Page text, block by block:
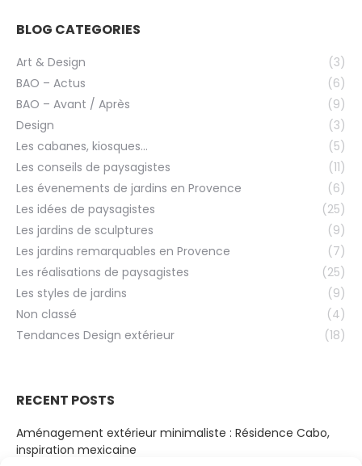
BLOG CATEGORIES
Art & Design
(3)
BAO – Actus
(6)
BAO – Avant / Après
(9)
Design
(3)
Les cabanes, kiosques…
(5)
Les conseils de paysagistes
(11)
Les évenements de jardins en Provence
(6)
Les idées de paysagistes
(25)
Les jardins de sculptures
(9)
Les jardins remarquables en Provence
(7)
Les réalisations de paysagistes
(25)
Les styles de jardins
(9)
Non classé
(4)
Tendances Design extérieur
(18)
RECENT POSTS
Aménagement extérieur minimaliste : Résidence Cabo,
inspiration mexicaine